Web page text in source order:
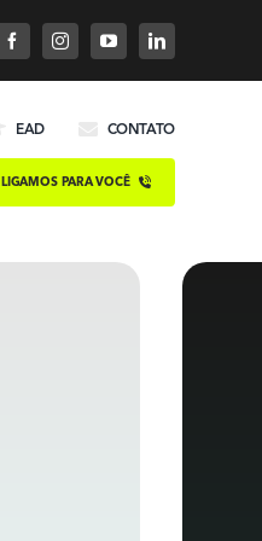
EAD CONTATO
LIGAMOS PARA VOCÊ